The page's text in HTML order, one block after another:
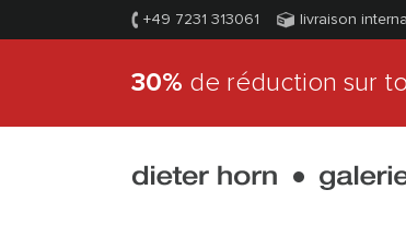
+49 7231 313061 livraison
30% de réduction sur